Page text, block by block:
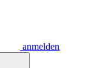
anmelden